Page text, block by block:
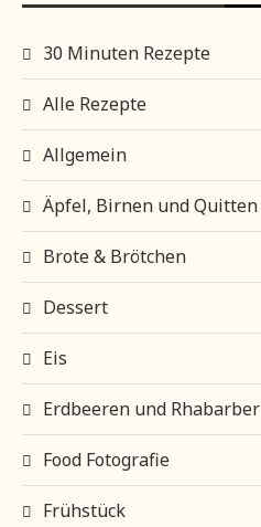
30 Minuten Rezepte
Alle Rezepte
Allgemein
Äpfel, Birnen und Quitten
Brote & Brötchen
Dessert
Eis
Erdbeeren und Rhabarber
Food Fotografie
Frühstück